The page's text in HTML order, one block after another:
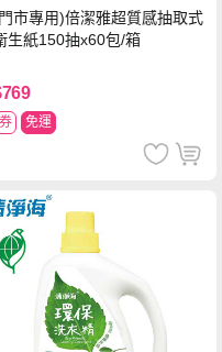
市專用)倍潔雅超質感抽取式
生紙150抽x60包/箱
券 免運